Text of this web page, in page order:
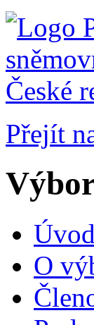
Přejít
Úvod
O